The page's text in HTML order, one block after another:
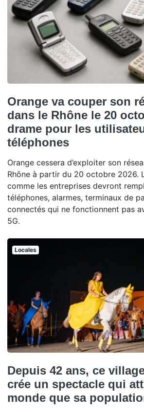
Orange va couper son
dans le Rhône le 20
drame pour les
téléphones
Orange cessera d’exploiter son
Rhône à partir du 20 octobre 2026.
comme les entreprises devront
téléphones, alarmes, terminaux de
connectés qui ne fonctionnent pas
5G.
Locales
Depuis 42 ans, ce
crée un spectacle qui
monde que sa